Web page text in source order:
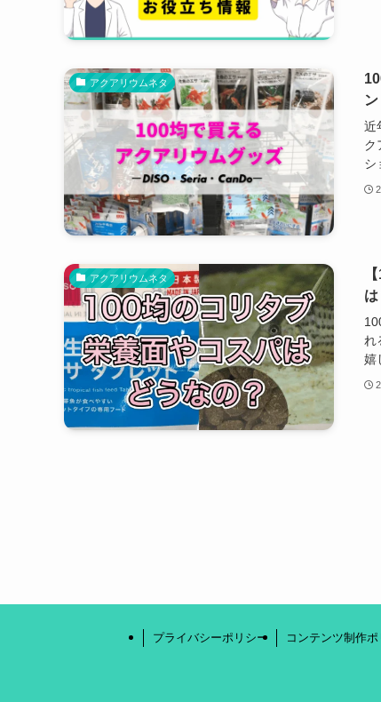
アクアリウムネタ
ン
近
ク
シ
アクアリウムネタ
れ
嬉
プライバシーポリシー コンテンツ制作